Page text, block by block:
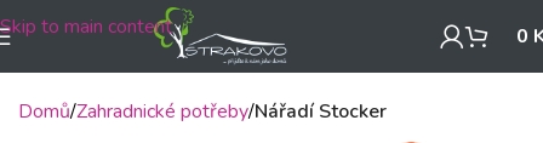
Skip to main content 0
Domů Zahradnické potřeby Nářadí Stocker